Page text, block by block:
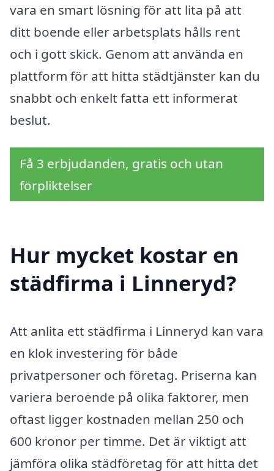
vara en smart lösning för att lita på att
ditt boende eller arbetsplats hålls rent
och i gott skick. Genom att använda en
plattform för att hitta städtjänster kan du
snabbt och enkelt fatta ett informerat
beslut.
Få 3 erbjudanden, gratis och utan
förpliktelser
Hur mycket kostar en
städfirma i Linneryd?
Att anlita ett städfirma i Linneryd kan vara
en klok investering för både
privatpersoner och företag. Priserna kan
variera beroende på olika faktorer, men
oftast ligger kostnaden mellan 250 och
600 kronor per timme. Det är viktigt att
jämföra olika städföretag för att hitta det